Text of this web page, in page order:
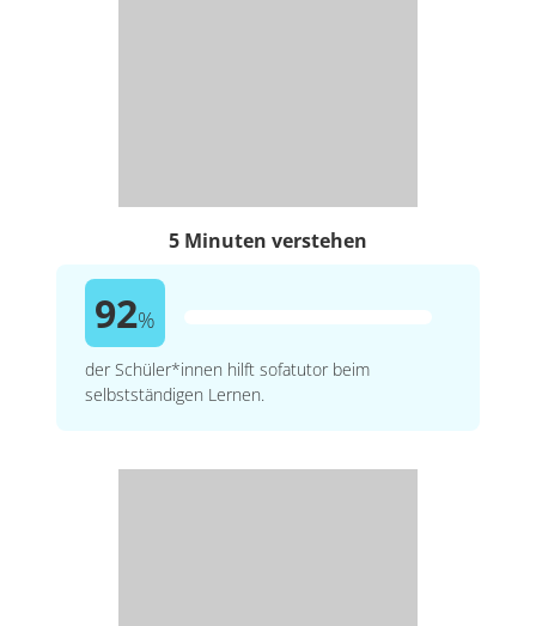
5 Minuten verstehen
92%
der Schüler*innen hilft sofatutor beim
selbstständigen Lernen.